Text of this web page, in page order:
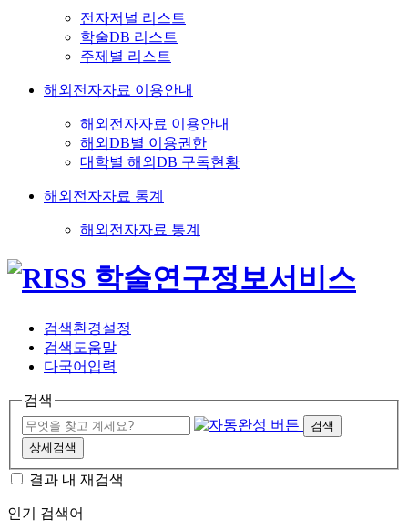
전자저널 리스트
학술DB 리스트
주제별 리스트
해외전자자료 이용안내
해외전자자료 이용안내
해외DB별 이용권한
대학별 해외DB 구독현황
해외전자자료 통계
해외전자자료 통계
검색환경설정
검색도움말
다국어입력
검색
검색
상세검색
결과 내 재검색
인기 검색어